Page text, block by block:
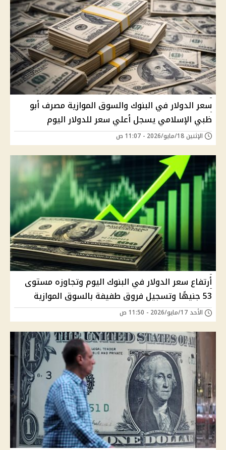
سعر الدولار في البنوك والسوق الموازية مصرف أبو
ظبي الإسلامي يسجل أعلي سعر للدولار اليوم
الإثنين 18/مايو/2026 - 11:07 ص
أرتفاع سعر الدولار في البنوك اليوم وتجاوزه مستوى
53 جنيهًا وتسجيل فروق طفيفة بالسوق الموازية
الأحد 17/مايو/2026 - 11:50 ص